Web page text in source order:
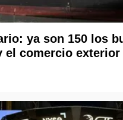
ya son 150 los
el comercio exterior